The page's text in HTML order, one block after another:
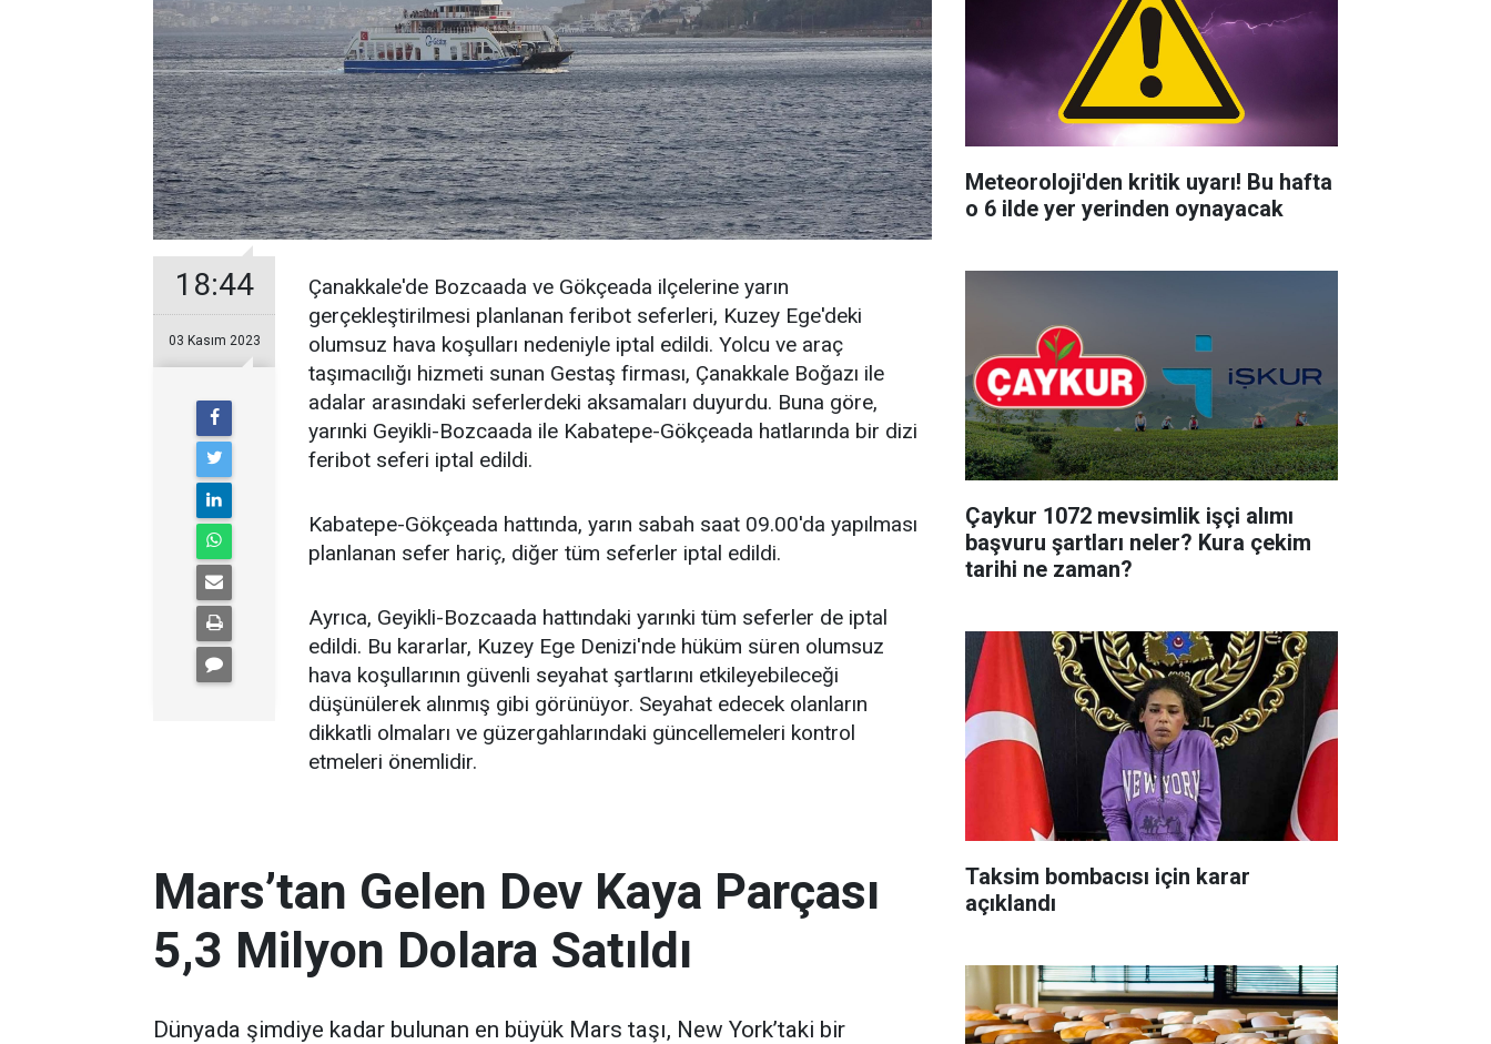
18:44
03 Kasım 2023
Çanakkale'de Bozcaada ve Gökçeada ilçelerine yarın
gerçekleştirilmesi planlanan feribot seferleri, Kuzey Ege'deki
olumsuz hava koşulları nedeniyle iptal edildi. Yolcu ve araç
taşımacılığı hizmeti sunan Gestaş firması, Çanakkale Boğazı ile
adalar arasındaki seferlerdeki aksamaları duyurdu. Buna göre,
yarınki Geyikli-Bozcaada ile Kabatepe-Gökçeada hatlarında bir dizi
feribot seferi iptal edildi.
Kabatepe-Gökçeada hattında, yarın sabah saat 09.00'da yapılması
planlanan sefer hariç, diğer tüm seferler iptal edildi.
Ayrıca, Geyikli-Bozcaada hattındaki yarınki tüm seferler de iptal
edildi. Bu kararlar, Kuzey Ege Denizi'nde hüküm süren olumsuz
hava koşullarının güvenli seyahat şartlarını etkileyebileceği
düşünülerek alınmış gibi görünüyor. Seyahat edecek olanların
dikkatli olmaları ve güzergahlarındaki güncellemeleri kontrol
etmeleri önemlidir.
Mars’tan Gelen Dev Kaya Parçası
5,3 Milyon Dolara Satıldı
Dünyada şimdiye kadar bulunan en büyük Mars taşı, New York’taki bir
Meteoroloji'den kritik uyarı! Bu hafta
o 6 ilde yer yerinden oynayacak
Çaykur 1072 mevsimlik işçi alımı
başvuru şartları neler? Kura çekim
tarihi ne zaman?
Taksim bombacısı için karar
açıklandı